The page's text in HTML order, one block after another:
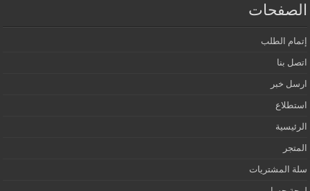
الصفحات
إتمام الطلب
اتصل بنا
ارسل خبر
استطلاع
الرئيسية
المتجر
سلة المشتريات